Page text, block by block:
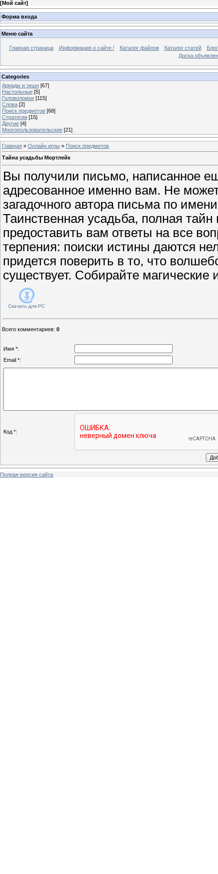
[Мой сайт]
Форма входа
Меню сайта
Главная страница Информация о сайте ! Каталог файлов Каталог статей
Блог
Доска
Categories
Аркады и экшн [67]
Настольные [5]
Головоломки [115]
Слова [2]
Поиск предметов [68]
Стратегии [15]
Другие [4]
Многопользовательские [21]
Главная » Онлайн игры » Поиск предметов
Тайна усадьбы Мортлейк
Вы получили письмо, написанное
адресованное именно вам. Не
загадочного автора письма по
Таинственная усадьба, полная тайн
предоставить вам ответы на все
терпения: поиски истины даются
придется поверить в то, что
существует. Собирайте магические
Скачать для PC
Всего комментариев: 0
Имя *:
Email *:
Код *:
Полная версия сайта